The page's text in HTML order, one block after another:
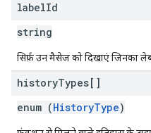
labelId
string
सिर्फ़ उन मैसेज को दिखाएं जिनका
historyTypes[]
enum (HistoryType)